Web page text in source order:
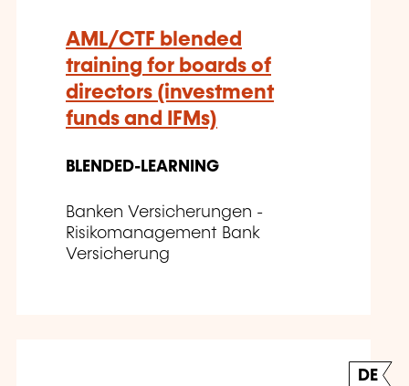
AML/CTF blended
training for boards of
directors (investment
funds and IFMs)
BLENDED-LEARNING
Banken Versicherungen -
Risikomanagement Bank
Versicherung
DE